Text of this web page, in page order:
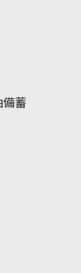
備蓄